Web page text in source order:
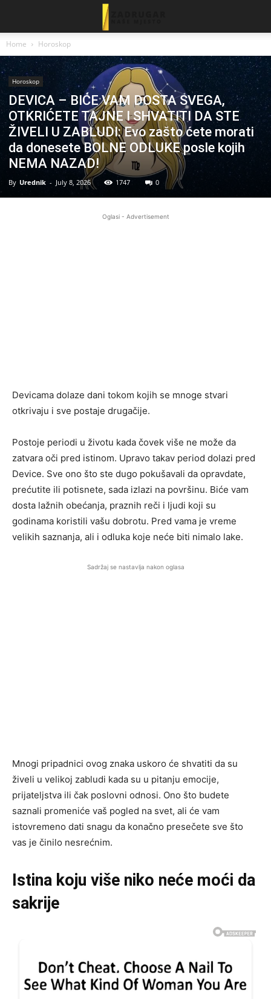
Home Horoskop
Horoskop
DEVICA – BIĆE VAM DOSTA SVEGA,
OTKRIĆETE TAJNE I SHVATITI DA STE
ŽIVELI U ZABLUDI: Evo zašto ćete morati
da donesete BOLNE ODLUKE posle kojih
NEMA NAZAD!
By Urednik - July 8, 2026 1747 0
Oglasi - Advertisement
Devicama dolaze dani tokom kojih se mnoge stvari
otkrivaju i sve postaje drugačije.
Postoje periodi u životu kada čovek više ne može da
zatvara oči pred istinom. Upravo takav period dolazi pred
Device. Sve ono što ste dugo pokušavali da opravdate,
prećutite ili potisnete, sada izlazi na površinu. Biće vam
dosta lažnih obećanja, praznih reči i ljudi koji su
godinama koristili vašu dobrotu. Pred vama je vreme
velikih saznanja, ali i odluka koje neće biti nimalo lake.
Sadržaj se nastavlja nakon oglasa
Mnogi pripadnici ovog znaka uskoro će shvatiti da su
živeli u velikoj zabludi kada su u pitanju emocije,
prijateljstva ili čak poslovni odnosi. Ono što budete
saznali promeniće vaš pogled na svet, ali će vam
istovremeno dati snagu da konačno presečete sve što
vas je činilo nesrećnim.
Istina koju više niko neće moći da
sakrije